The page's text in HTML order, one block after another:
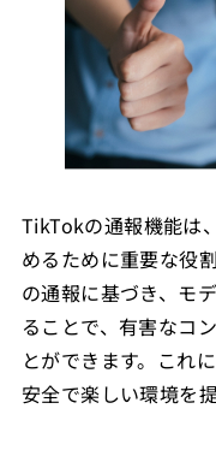
TikTokの通報機能は
めるために重要な役
の通報に基づき、モ
ることで、有害なコ
とができます。これ
安全で楽しい環境を